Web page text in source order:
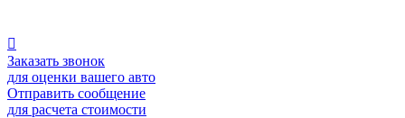
Заказать звонок
для оценки вашего авто
Отправить сообщение
для расчета стоимости